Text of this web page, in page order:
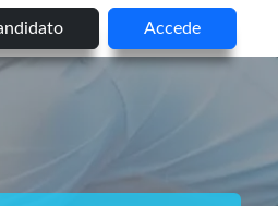
Accede